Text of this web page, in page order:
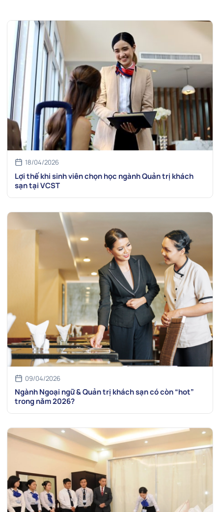
18/04/2026
Lợi thế khi sinh viên chọn học ngành Quản trị khách
sạn tại VCST
09/04/2026
Ngành Ngoại ngữ & Quản trị khách sạn có còn “hot”
trong năm 2026?